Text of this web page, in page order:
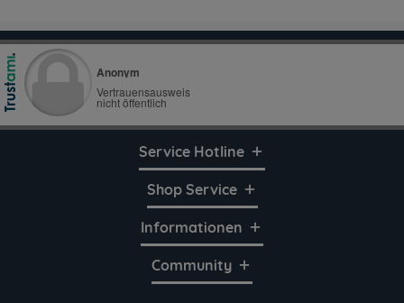
Service Hotline
Shop Service
Informationen
Community